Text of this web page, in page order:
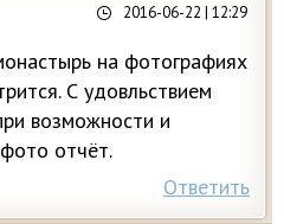
2016-06-22 | 12:29
на фотографиях
С удовльствием
возможности и
отчёт.
Ответить